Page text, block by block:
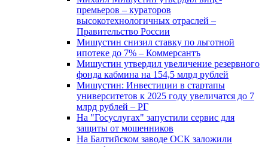
премьеров – кураторов
высокотехнологичных отраслей –
Правительство России
Мишустин снизил ставку по льготной
ипотеке до 7% – Коммерсантъ
Мишустин утвердил увеличение резервного
фонда кабмина на 154,5 млрд рублей
Мишустин: Инвестиции в стартапы
университетов к 2025 году увеличатся до 7
млрд рублей – РГ
На "Госуслугах" запустили сервис для
защиты от мошенников
На Балтийском заводе ОСК заложили